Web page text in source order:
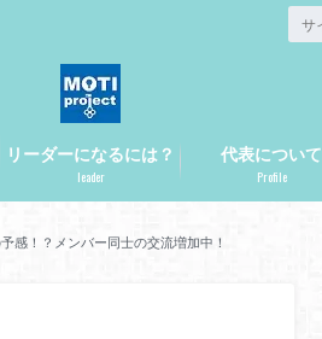
リーダーになるには？
leader
代表について
Profile
感！？メンバー同士の交流増加中！